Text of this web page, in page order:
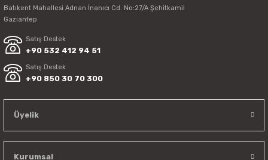
Batıkent Mahallesi Adnan İnanıcı Cd. No:27/A Şehitkamil
Gaziantep
Satış Destek
+90 532 412 94 51
Satış Destek
+90 850 30 70 300
Üyelik
Kurumsal